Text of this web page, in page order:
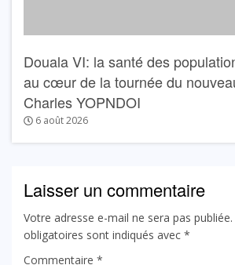
Douala VI: la santé des
au cœur de la tournée du
Charles YOPNDOI
6 août 2026
Laisser un commentaire
Votre adresse e-mail ne sera pas publiée.
obligatoires sont indiqués avec *
Commentaire *